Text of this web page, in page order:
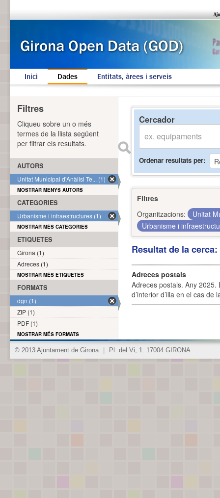
Inici Dades Entitats, àrees i serveis
Cercador
Ordenar resultats per
Filtres
Organitzacions:
Unitat
Urbanisme i
Resultat de la
Adreces postals
Adreces postals. Any 2025.
d’interior d’illa en el cas
Filtres
Cliqueu sobre un o més
termes de la llista següent
per filtrar els resultats.
AUTORS
Unitat Municipal d'Anàlisi Te... (1)
MOSTRAR MENYS AUTORS
CATEGORIES
Urbanisme i infraestructures (1)
MOSTRAR MÉS CATEGORIES
ETIQUETES
Girona (1)
Adreces (1)
MOSTRAR MÉS ETIQUETES
FORMATS
dgn (1)
ZIP (1)
PDF (1)
MOSTRAR MÉS FORMATS
© 2013 Ajuntament de Girona Pl. del Vi, 1. 17004 GIRONA